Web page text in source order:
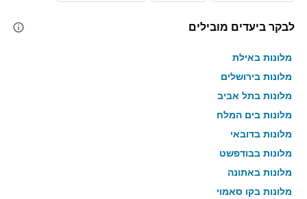
לבקר ביעדים מובילים
מלונות באילת
מלונות בירושלים
מלונות בתל אביב
מלונות בים המלח
מלונות בדובאי
מלונות בבודפשט
מלונות באתונה
מלונות בקו סאמוי